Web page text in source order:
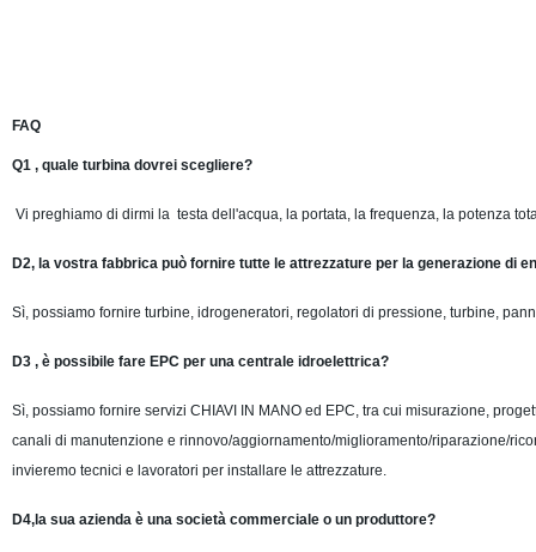
FAQ
Q1 , quale turbina dovrei scegliere?
Vi preghiamo di dirmi la testa dell'acqua, la portata, la frequenza, la potenza
D2, la vostra fabbrica può fornire tutte le attrezzature per la generazione di
Sì, possiamo fornire turbine, idrogeneratori, regolatori di pressione, turbine,
D3 , è possibile fare EPC per una centrale idroelettrica?
Sì, possiamo fornire servizi CHIAVI IN MANO ed EPC, tra cui misurazione,
canali di manutenzione e rinnovo/aggiornamento/miglioramento/riparazione/
invieremo tecnici e lavoratori per installare le attrezzature.
D4,la sua azienda è una società commerciale o un produttore?